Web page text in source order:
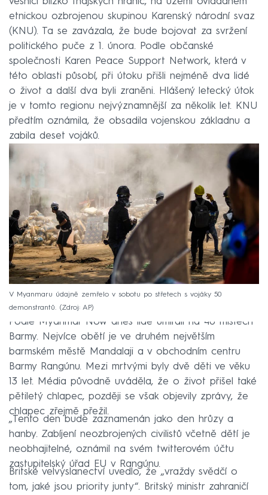
etnickou ozbrojenou skupinou Karenský národní svaz
(KNU). Ta se zavázala, že bude bojovat za svržení
politického puče z 1. února. Podle občanské
společnosti Karen Peace Support Network, která v
této oblasti působí, při útoku přišli nejméně dva lidé
o život a další dva byli zraněni. Hlášený letecký útok
je v tomto regionu nejvýznamnější za několik let. KNU
předtím oznámila, že obsadila vojenskou základnu a
zabila deset vojáků.
V Myanmaru údajně zemřelo v sobotu po střetech s vojáky 50
demonstrantů.
Zdroj: AP
Podle Myanmar Now dnes lidé umírali na 40 místech
Barmy. Nejvíce obětí je ve druhém největším
barmském městě Mandalaji a v obchodním centru
Barmy Rangúnu. Mezi mrtvými byly dvě děti ve věku
13 let. Média původně uváděla, že o život přišel také
pětiletý chlapec, později se však objevily zprávy, že
chlapec zřejmě přežil.
„Tento den bude zaznamenán jako den hrůzy a
hanby. Zabíjení neozbrojených civilistů včetně dětí je
neobhajitelné, oznámil na svém twitterovém účtu
zastupitelský úřad EU v Rangúnu.
Britské velvyslanectví uvedlo, že „vraždy svědčí o
tom, jaké jsou priority junty“. Britský ministr zahraničí